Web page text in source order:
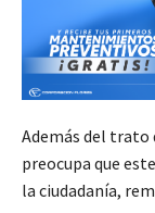
Además del trato
preocupa que
la ciudadanía,